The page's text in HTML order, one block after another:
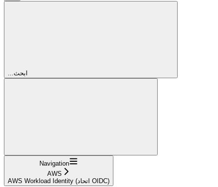
...ابحث
Navigation
AWS
AWS Workload Identity (اتحاد OIDC)